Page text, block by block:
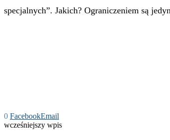
specjalnych”. Jakich? Ograniczeniem są
0 FacebookEmail
wcześniejszy wpis